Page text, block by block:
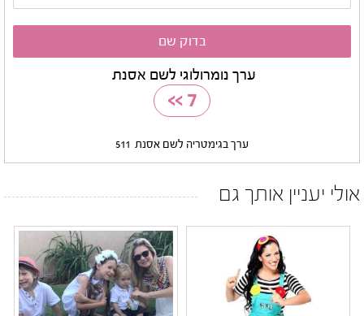
ערך נומרולוגי לשם אסנת
7
>>
ערך בגימטריה לשם אסנת 511
אולי יעניין אותך גם